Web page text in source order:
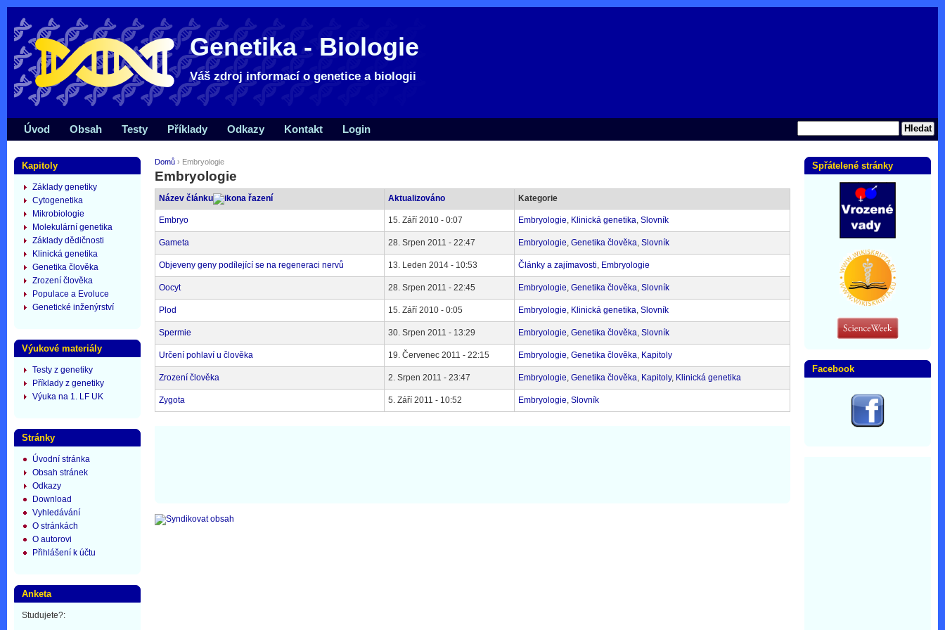
Genetika - Biologie
Váš zdroj informací o genetice a biologii
Domů › Embryologie
Embryologie
Název článku Aktualizováno Kategorie
Embryo 15. Září 2010 - 0:07 Embryologie, Klinická genetika, Slovník
Gameta 28. Srpen 2011 - 22:47 Embryologie, Genetika člověka, Slovník
Objeveny geny podílející se na regeneraci nervů 13. Leden 2014 - 10:53 Články a zajímavosti, Embryologie
Oocyt 28. Srpen 2011 - 22:45 Embryologie, Genetika člověka, Slovník
Plod 15. Září 2010 - 0:05 Embryologie, Klinická genetika, Slovník
Spermie 30. Srpen 2011 - 13:29 Embryologie, Genetika člověka, Slovník
Určení pohlaví u člověka 19. Červenec 2011 - 22:15 Embryologie, Genetika člověka, Kapitoly
Zrození člověka 2. Srpen 2011 - 23:47 Embryologie, Genetika člověka, Kapitoly, Klinická genetika
Zygota 5. Září 2011 - 10:52 Embryologie, Slovník
Úvod Obsah Testy Příklady Odkazy Kontakt Login
Kapitoly
Základy genetiky
Cytogenetika
Mikrobiologie
Molekulární genetika
Základy dědičnosti
Klinická genetika
Genetika člověka
Zrození člověka
Populace a Evoluce
Genetické inženýrství
Výukové materiály
Testy z genetiky
Příklady z genetiky
Výuka na 1. LF UK
Stránky
Úvodní stránka
Obsah stránek
Odkazy
Download
Vyhledávání
O stránkách
O autorovi
Přihlášení k účtu
Anketa
Studujete?:
Spřátelené stránky
Facebook